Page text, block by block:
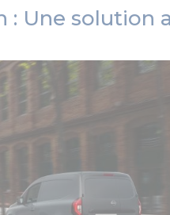
: Une solution